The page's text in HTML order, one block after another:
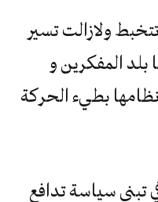
ولازالت تسير
بلد المفكرين و
نظامها بطيء الحركة
تبني سياسة تدافع